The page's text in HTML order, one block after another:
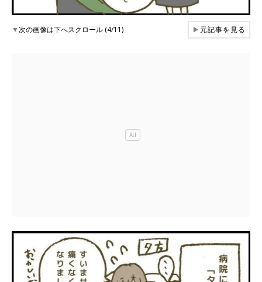
▼次の画像は下へスクロール (4/11) ▶元記事を見る